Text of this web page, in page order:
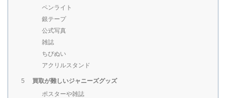
ペンライト
銀テープ
公式写真
雑誌
ちびぬい
アクリルスタンド
5
買取が難しいジャニーズグッズ
ポスターや雑誌